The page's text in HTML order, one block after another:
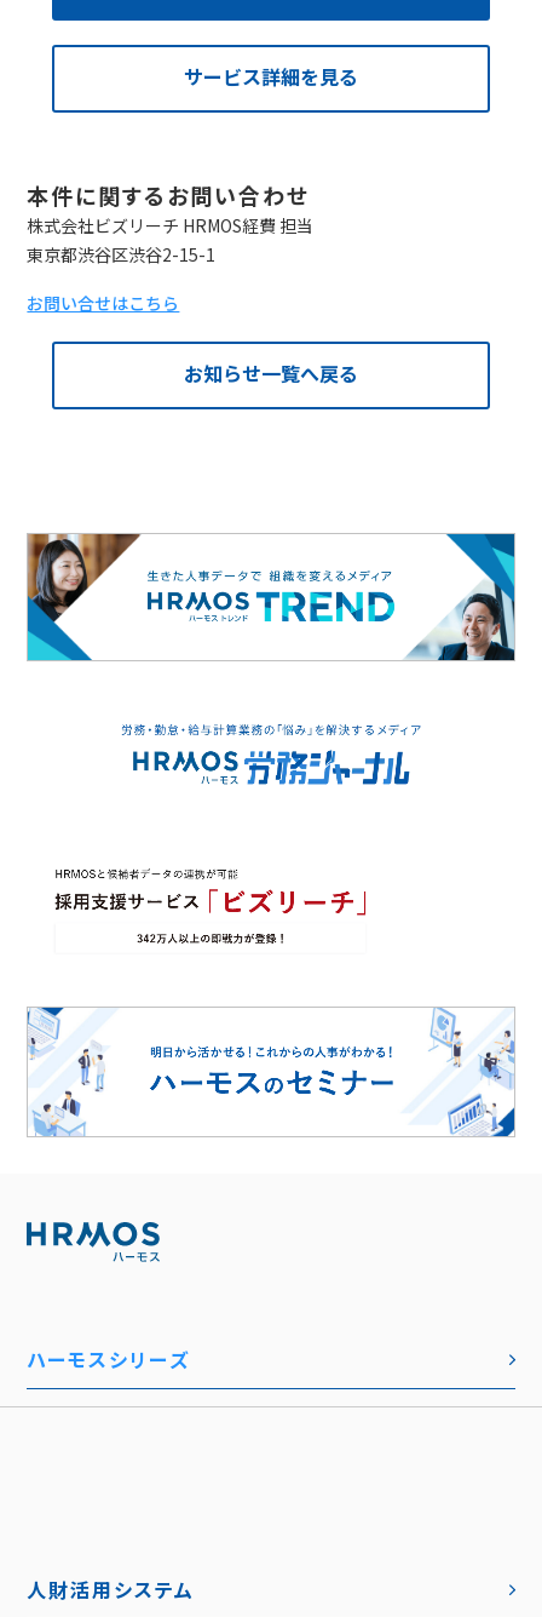
サービス詳細を見る
本件に関するお問い合わせ
株式会社ビズリーチ HRMOS経費 担当
東京都渋谷区渋谷2-15-1
お問い合せはこちら
お知らせ一覧へ戻る
ハーモスシリーズ
人財活用システム